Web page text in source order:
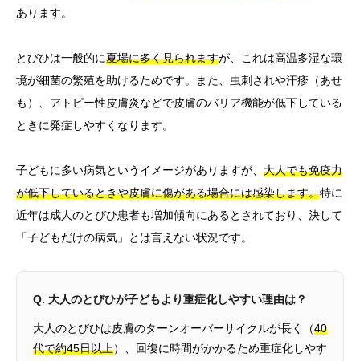
あります。
とびひは一般的に夏場に多く見られますが、これは高温多湿な環
境が細菌の繁殖を助けるためです。また、虫刺されや汗疹（あせ
も）、アトピー性皮膚炎などで皮膚のバリア機能が低下している
ときに発症しやすくなります。
子どもに多い病気というイメージがありますが、 大人でも免疫力
が低下しているときや皮膚に傷がある場合には感染します。特に
近年は成人のとびひ患者も増加傾向にあるとされており、決して
「子どもだけの病気」とは言えない状況です。
Q. 大人のとびひが子どもより重症化しやすい理由は？
大人のとびひは皮膚のターンオーバーサイクルが長く（40
代で約45日以上）、回復に時間がかかるため重症化しやす